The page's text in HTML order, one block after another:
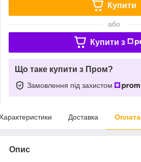
Купити
або
Купити з
Що таке купити з Пром?
Замовлення під захистом
Доставка Оплата
Опис